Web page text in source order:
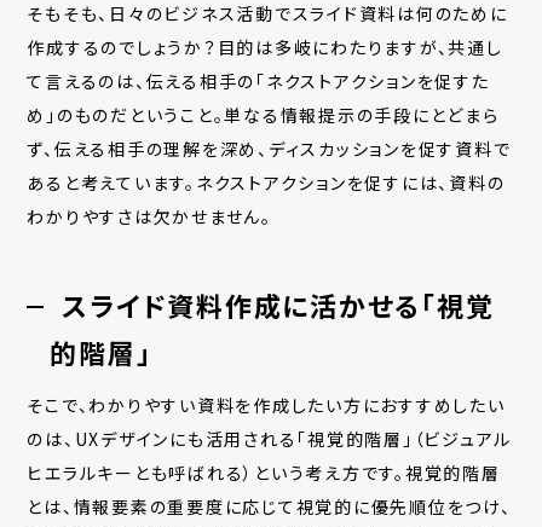
そもそも、日々のビジネス活動でスライド資料は何のために
作成するのでしょうか？目的は多岐にわたりますが、共通し
て言えるのは、伝える相手の「ネクストアクションを促すた
め」のものだということ。単なる情報提示の手段にとどまら
ず、伝える相手の理解を深め、ディスカッションを促す資料で
あると考えています。ネクストアクションを促すには、資料の
わかりやすさは欠かせません。
スライド資料作成に活かせる「視覚
的階層」
そこで、わかりやすい資料を作成したい方におすすめしたい
のは、UXデザインにも活用される「視覚的階層」（ビジュアル
ヒエラルキーとも呼ばれる）という考え方です。視覚的階層
とは、情報要素の重要度に応じて視覚的に優先順位をつけ、